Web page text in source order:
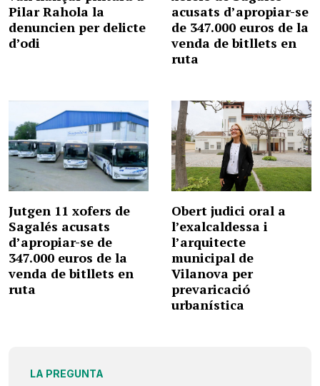
Pilar Rahola la
denuncien per delicte
d’odi
acusats d’apropiar-se
de 347.000 euros de la
venda de bitllets en
ruta
Jutgen 11 xofers de
Sagalés acusats
d’apropiar-se de
347.000 euros de la
venda de bitllets en
ruta
Obert judici oral a
l’exalcaldessa i
l’arquitecte
municipal de
Vilanova per
prevaricació
urbanística
LA PREGUNTA